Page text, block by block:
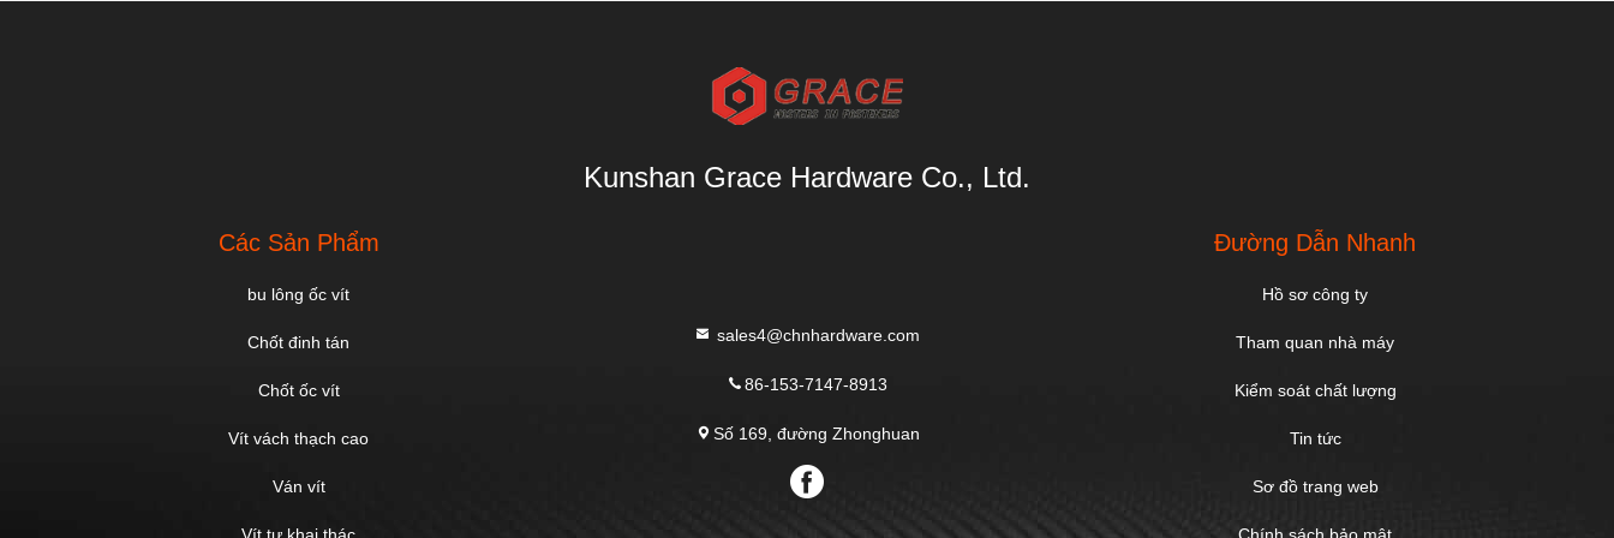
Kunshan Grace Hardware Co., Ltd.
Các Sản Phẩm
bu lông ốc vít
Chốt đinh tán
Chốt ốc vít
Vít vách thạch cao
Ván vít
sales4@chnhardware.com
86-153-7147-8913
Số 169, đường Zhonghuan
Đường Dẫn Nhanh
Hồ sơ công ty
Tham quan nhà máy
Kiểm soát chất lượng
Tin tức
Sơ đồ trang web